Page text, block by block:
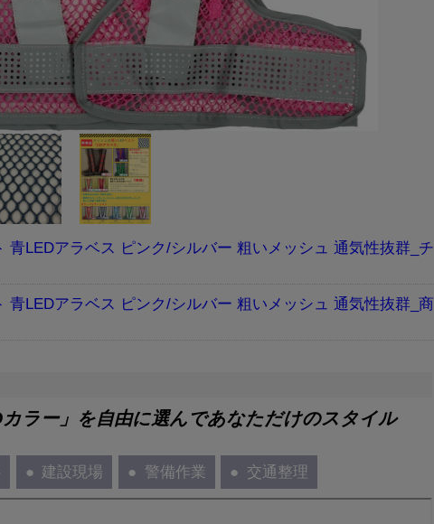
青LEDアラベス ピンク/シルバー 粗いメッシュ 通気性抜群_チ
青LEDアラベス ピンク/シルバー 粗いメッシュ 通気性抜群_商
カラー」を自由に選んであなただけのスタイル
建設現場 警備作業 交通整理